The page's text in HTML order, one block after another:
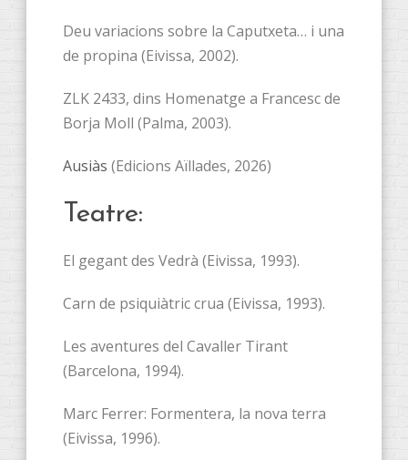
Deu variacions sobre la Caputxeta… i una
de propina (Eivissa, 2002).
ZLK 2433, dins Homenatge a Francesc de
Borja Moll (Palma, 2003).
Ausiàs (Edicions Aïllades, 2026)
Teatre:
El gegant des Vedrà (Eivissa, 1993).
Carn de psiquiàtric crua (Eivissa, 1993).
Les aventures del Cavaller Tirant
(Barcelona, 1994).
Marc Ferrer: Formentera, la nova terra
(Eivissa, 1996).